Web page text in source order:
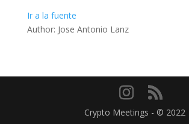
Ir a la fuente
Author: Jose Antonio Lanz
Crypto Meetings - © 2022